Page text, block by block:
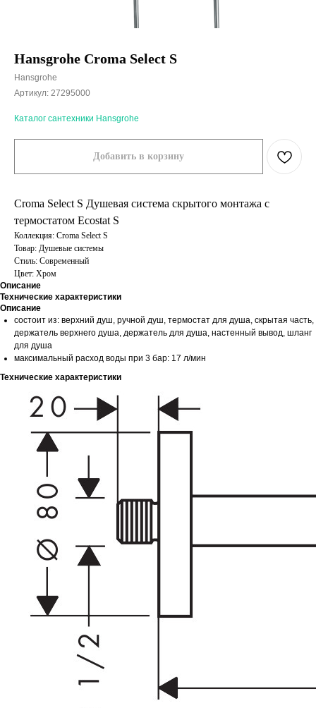
Hansgrohe Croma Select S
Hansgrohe
Артикул: 27295000
Каталог сантехники Hansgrohe
Добавить в корзину
Croma Select S Душевая система скрытого монтажа с
термостатом Ecostat S
Коллекция: Croma Select S
Товар: Душевые системы
Стиль: Современный
Цвет: Хром
Описание
Технические характеристики
Описание
состоит из: верхний душ, ручной душ, термостат для душа, скрытая часть,
держатель верхнего душа, держатель для душа, настенный вывод, шланг
для душа
максимальный расход воды при 3 бар: 17 л/мин
Технические характеристики